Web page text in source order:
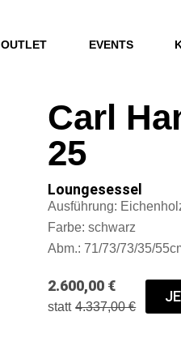
OUTLET EVENTS
Carl
25
Loungesessel
Ausführung:
Farbe: schwarz
Abm.: 71/73/73/35/
2.600,00 €
statt 4.337,00 €